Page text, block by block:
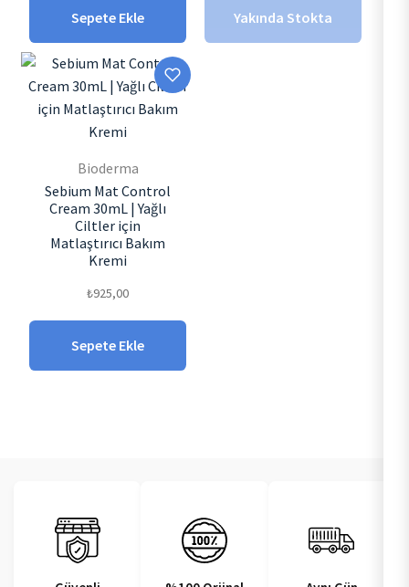
Sepete Ekle Yakında Stokta
Bioderma
Sebium Mat Control
Cream 30mL | Yağlı
Ciltler için
Matlaştırıcı Bakım
Kremi
₺925,00
Sepete Ekle